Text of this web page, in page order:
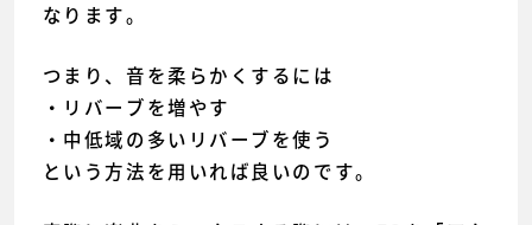
なります。
つまり、音を柔らかくするには
・リバーブを増やす
・中低域の多いリバーブを使う
という方法を用いれば良いのです。